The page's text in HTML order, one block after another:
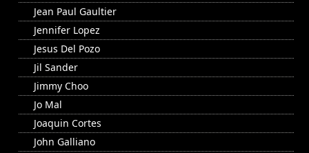
Jean Paul Gaultier
Jennifer Lopez
Jesus Del Pozo
Jil Sander
Jimmy Choo
Jo Mal
Joaquin Cortes
John Galliano